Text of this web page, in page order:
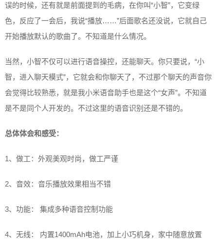
误的时候，还有就是前面提到的毛病，在你叫“小智”，它变绿
色，反应了一会后，我说“播放……”后面歌名还没说，它就自己
开始播放默认的歌曲了。不知道是什么情况。
当然，小智不仅可以进行语音操控，还能聊天。你只要说，“小
智，进入聊天模式”，它就会和你聊天了，不过那个聊天的声音你
会觉得比较熟悉，就是我小米语音助手也是这个“女声”。不知道
是不是同个人开发的。不过这里的语音识别还是不错的。
总体体会和感受：
1、做工：外观美观时尚，做工严谨
2、音效：音乐播放效果相当不错
3、功能： 集成多种语音控制功能
4、无线： 内置1400mAh电池，加上小巧机身，家中随意放置